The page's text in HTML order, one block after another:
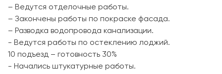
– Ведутся отделочные работы.
– Закончены работы по покраске фасада.
– Разводка водопровода канализации.
- Ведутся работы по остеклению лоджий.
10 подъезд – готовность 30%
- Начались штукатурные работы.